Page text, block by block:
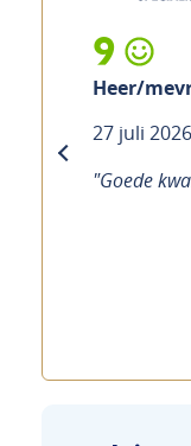
10
21 juli
"Goede